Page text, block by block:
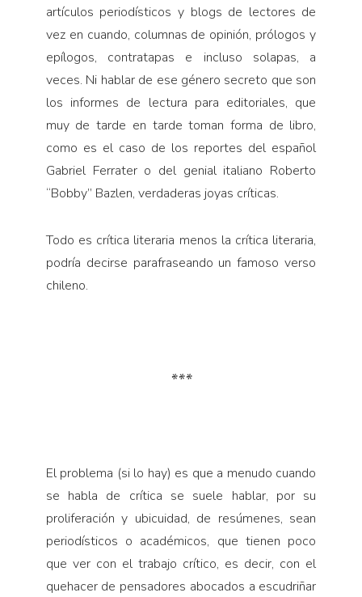
artículos periodísticos y blogs de lectores de
vez en cuando, columnas de opinión, prólogos y
epílogos, contratapas e incluso solapas, a
veces. Ni hablar de ese género secreto que son
los informes de lectura para editoriales, que
muy de tarde en tarde toman forma de libro,
como es el caso de los reportes del español
Gabriel Ferrater o del genial italiano Roberto
“Bobby” Bazlen, verdaderas joyas críticas.
Todo es crítica literaria menos la crítica literaria,
podría decirse parafraseando un famoso verso
chileno.
***
El problema (si lo hay) es que a menudo cuando
se habla de crítica se suele hablar, por su
proliferación y ubicuidad, de resúmenes, sean
periodísticos o académicos, que tienen poco
que ver con el trabajo crítico, es decir, con el
quehacer de pensadores abocados a escudriñar